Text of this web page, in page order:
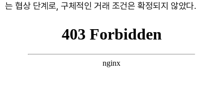
는 협상 단계로, 구체적인 거래 조건은 확정되지 않았다.